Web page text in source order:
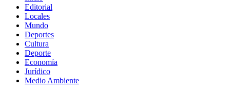
Editorial
Locales
Mundo
Deportes
Cultura
Deporte
Economía
Jurídico
Medio Ambiente